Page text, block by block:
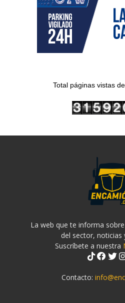
Total páginas vistas
La web que te informa
del sector, noticias
Suscríbete a nuestra
Contacto: